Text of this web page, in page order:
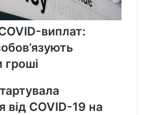
виплат:
гроші
від COVID-19 на